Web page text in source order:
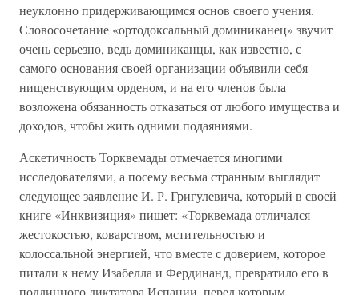
неуклонно придерживающимся основ своего учения.
Словосочетание «ортодоксальный доминиканец» звучит
очень серьезно, ведь доминиканцы, как известно, с
самого основания своей организации объявили себя
нищенствующим орденом, и на его членов была
возложена обязанность отказаться от любого имущества и
доходов, чтобы жить одними подаяниями.
Аскетичность Торквемады отмечается многими
исследователями, а посему весьма странным выглядит
следующее заявление И. Р. Григулевича, который в своей
книге «Инквизиция» пишет: «Торквемада отличался
жестокостью, коварством, мстительностью и
колоссальной энергией, что вместе с доверием, которое
питали к нему Изабелла и Фердинанд, превратило его в
подлинного диктатора Испании, перед которым